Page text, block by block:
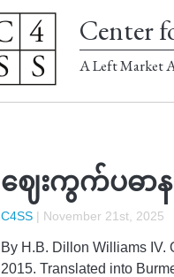
Center
A Left Market
ဈေးကွက်ပဓာန
C4SS | November 21st, 2025
By H.B. Dillon Williams IV.
2015. Translated into